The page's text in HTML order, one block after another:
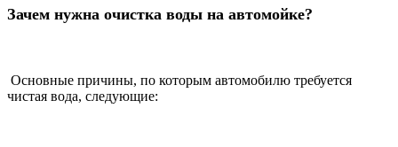
Зачем нужна очистка воды на автомойке?
Основные причины, по которым автомобилю требуется
чистая вода, следующие: